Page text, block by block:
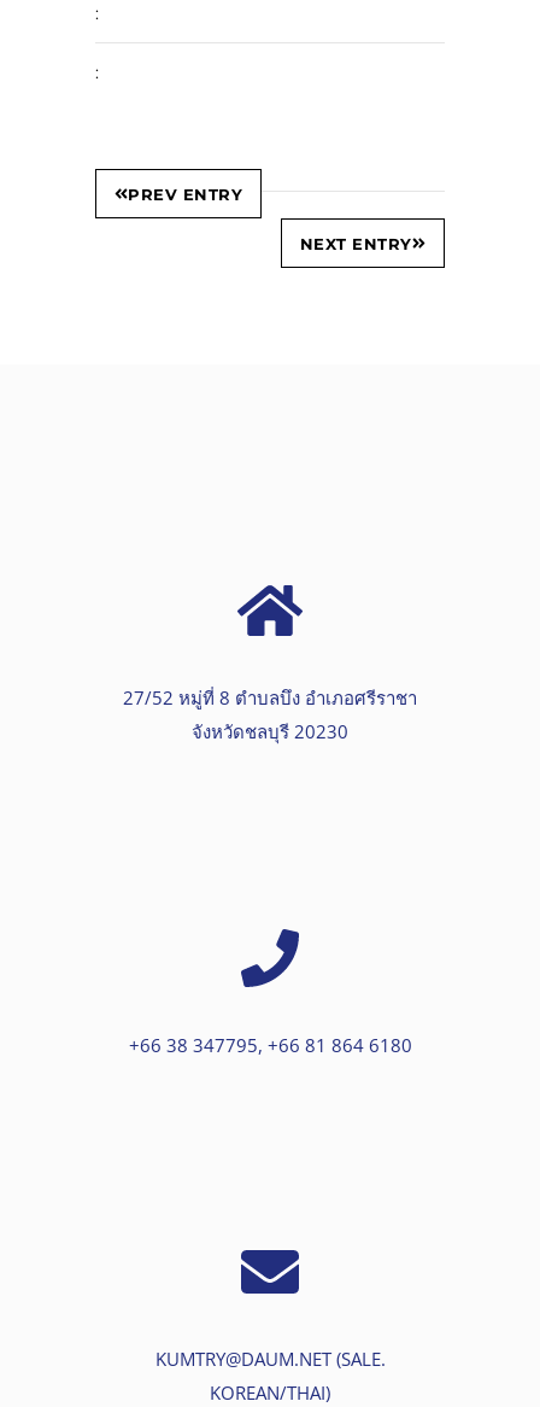
:
:
PREV ENTRY
NEXT ENTRY
27/52 หมู่ที่ 8 ตำบลบึง อำเภอศรีราชา
จังหวัดชลบุรี 20230
+66 38 347795, +66 81 864 6180
KUMTRY@DAUM.NET (SALE.
KOREAN/THAI)